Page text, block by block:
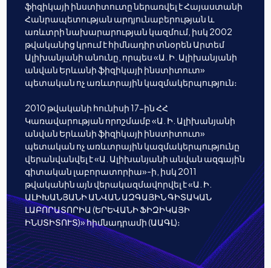
ֆիզիկայի ինստիտուտը ներառվել է Հայաստանի
Հանրապետության արդյունաբերության և
առևտրի նախարարության կազմում, իսկ 2002
թվականից կրում է հիմնադիր տնօրեն Արտեմ
Ալիխանյանի անունը, որպես «Ա. Ի. Ալիխանյանի
անվան Երևանի ֆիզիկայի ինստիտուտ»
պետական ոչ առևտրային կազմակերպություն։
2010 թվականի հունիսի 17-ին ՀՀ
Կառավարության որոշմամբ «Ա. Ի. Ալիխանյանի
անվան Երևանի ֆիզիկայի ինստիտուտ»
պետական ոչ առևտրային կազմակերպությունը
վերանվանվել է «Ա. Ալիխանյանի անվան ազգային
գիտական լաբորատորիա»-ի, իսկ 2011
թվականին այն վերակազմավորվել է «Ա. Ի.
ԱԼԻԽԱՆՅԱՆԻ ԱՆՎԱՆ ԱԶԳԱՅԻՆ ԳԻՏԱԿԱՆ
ԼԱԲՈՐԱՏՈՐԻԱ (ԵՐԵՎԱՆԻ ՖԻԶԻԿԱՅԻ
ԻՆՍՏԻՏՈՒՏ)» հիմնադրամի (ԱԱԳԼ)։